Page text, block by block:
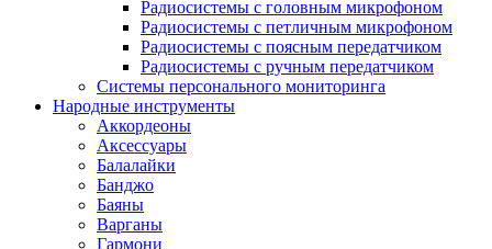
Радиосистемы с головным микрофоном
Радиосистемы с петличным микрофоном
Радиосистемы с поясным передатчиком
Радиосистемы с ручным передатчиком
Системы персонального мониторинга
Народные инструменты
Аккордеоны
Аксессуары
Балалайки
Банджо
Баяны
Варганы
Гармони